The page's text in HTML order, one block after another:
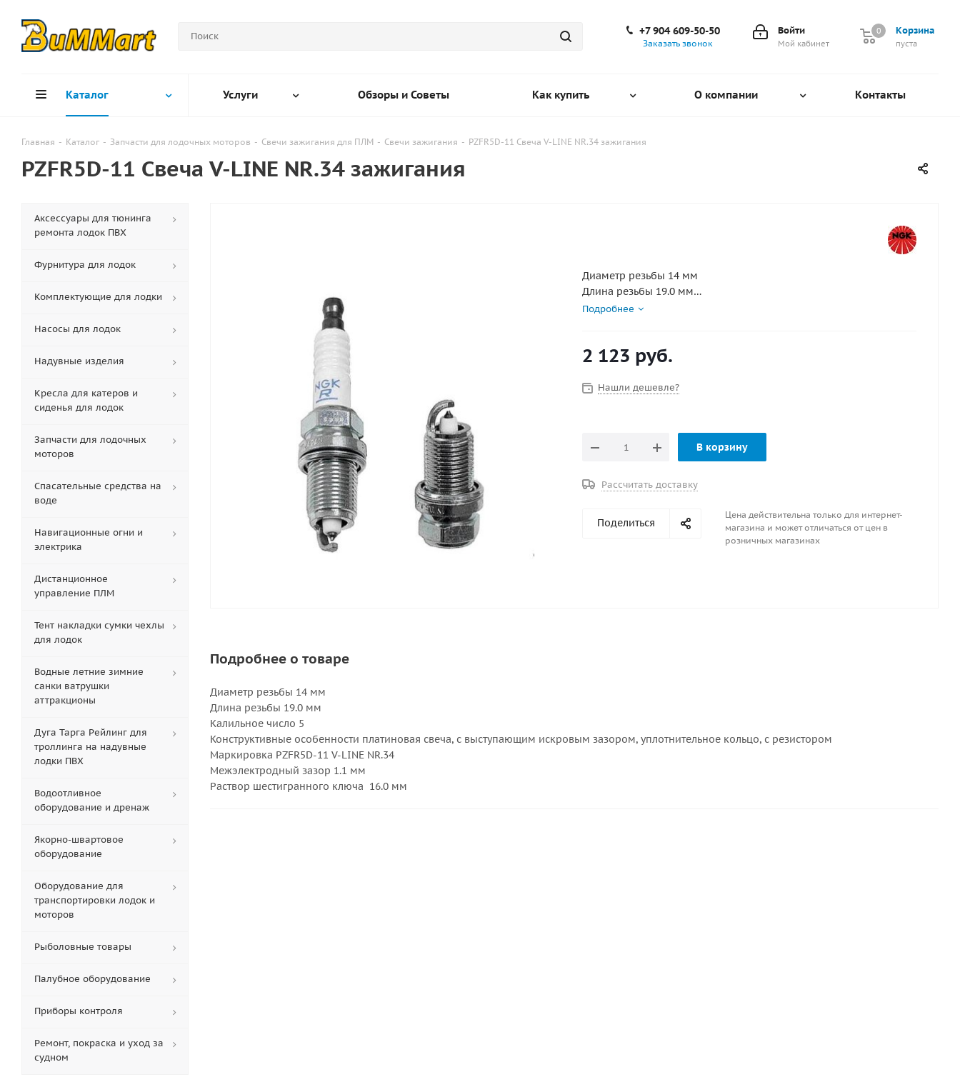
Корзина
0
пуста
0
Войти
Мой кабинет
+7 904 609-50-50
Заказать звонок
Каталог Услуги Обзоры и Советы Как купить О компании Контакты
Главная - Каталог - Запчасти для лодочных моторов - Свечи зажигания для ПЛМ - Свечи зажигания - PZFR5D-11 Свеча V-LINE NR.34 зажигания
PZFR5D-11 Свеча V-LINE NR.34 зажигания
Диаметр резьбы 14 мм
Длина резьбы 19.0 мм
Калильное число 5
Маркировка PZFR5D-11 V-LINE NR.34
Межэлектродный зазор 1.1 мм
Раствор шестигранного ключа 16.0 мм
Подробнее
2 123 руб.
Нашли дешевле?
В корзину
Рассчитать доставку
Поделиться
Цена действительна только для интернет-
магазина и может отличаться от цен в
розничных магазинах
Подробнее о товаре
Диаметр резьбы 14 мм
Длина резьбы 19.0 мм
Калильное число 5
Конструктивные особенности платиновая свеча, с выступающим искровым зазором, уплотнительное кольцо, с резистором
Маркировка PZFR5D-11 V-LINE NR.34
Межэлектродный зазор 1.1 мм
Раствор шестигранного ключа 16.0 мм
Аксессуары для тюнинга
ремонта лодок ПВХ
Фурнитура для лодок
Комплектующие для лодки
Насосы для лодок
Надувные изделия
Кресла для катеров и
сиденья для лодок
Запчасти для лодочных
моторов
Спасательные средства на
воде
Навигационные огни и
электрика
Дистанционное
управление ПЛМ
Тент накладки сумки чехлы
для лодок
Водные летние зимние
санки ватрушки
аттракционы
Дуга Тарга Рейлинг для
троллинга на надувные
лодки ПВХ
Водоотливное
оборудование и дренаж
Якорно-швартовое
оборудование
Оборудование для
транспортировки лодок и
моторов
Рыболовные товары
Палубное оборудование
Приборы контроля
Ремонт, покраска и уход за
судном